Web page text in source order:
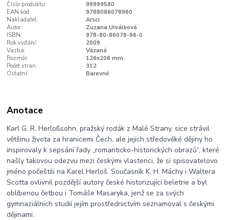
Číslo produktu:
99999580
EAN kód:
9788086078960
Nakladatel:
Arsci
Autor:
Zuzana Urválková
ISBN:
978-80-86078-96-0
Rok vydání:
2009
Vazba:
Vázaná
Rozměr:
126x206 mm
Počet stran:
312
Ostatní:
Barevné
Anotace
Karl G. R. Herloßsohn, pražský rodák z Malé Strany, sice strávil
většinu života za hranicemi Čech, ale jejich středověké dějiny ho
inspirovaly k sepsání řady „romanticko-historických obrazů“, které
našly takovou odezvu mezi českými vlastenci, že si spisovatelovo
jméno počeštili na Karel Herloš. Současník K. H. Máchy i Waltera
Scotta ovlivnil pozdější autory české historizující beletrie a byl
oblíbenou četbou i Tomáše Masaryka, jenž se za svých
gymnaziálních studií jejím prostřednictvím seznamoval s českými
dějinami.